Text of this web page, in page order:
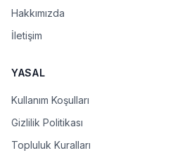
Hakkımızda
İletişim
YASAL
Kullanım Koşulları
Gizlilik Politikası
Topluluk Kuralları